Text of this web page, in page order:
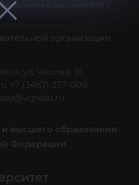
с хештегом #ЮГУ
организации
ул. Чехова, 16
+7 (3467) 377-000
высшего образования
Федерации